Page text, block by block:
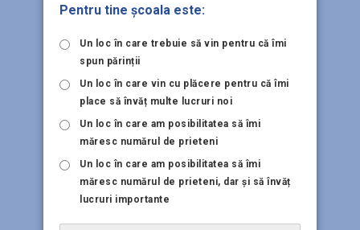
Pentru tine școala este:
Un loc în care trebuie să vin pentru că îmi
spun părinții
Un loc în care vin cu plăcere pentru că îmi
place să învăț multe lucruri noi
Un loc în care am posibilitatea să îmi
măresc numărul de prieteni
Un loc în care am posibilitatea să îmi
măresc numărul de prieteni, dar și să învăț
lucruri importante